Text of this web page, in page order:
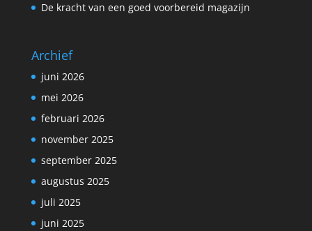
De kracht van een goed voorbereid magazijn
Archief
juni 2026
mei 2026
februari 2026
november 2025
september 2025
augustus 2025
juli 2025
juni 2025